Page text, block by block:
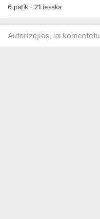
6patīk · 21 iesaka
Autorizējies, lai komentētu